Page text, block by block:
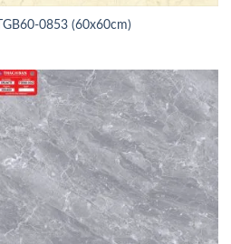
TGB60-0853 (60x60cm)